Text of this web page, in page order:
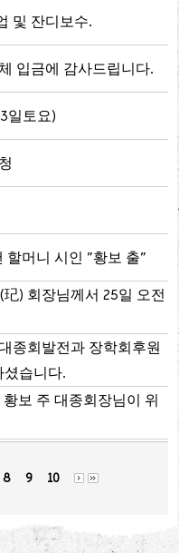
및 잔디보수.
입금에 감사드립니다.
일토요)
할머니 시인 "황보 출"
) 회장님께서 25일 오전
종회발전과 장학회후원
습니다.
보 주 대종회장님이 위
8 9 10